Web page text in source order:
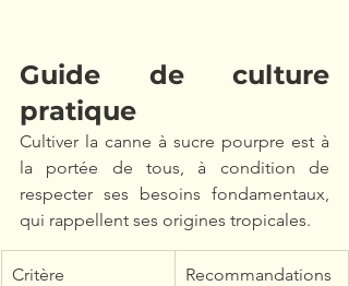
Guide de culture
pratique
Cultiver la canne à sucre pourpre est à
la portée de tous, à condition de
respecter ses besoins fondamentaux,
qui rappellent ses origines tropicales.
Critère Recommandations